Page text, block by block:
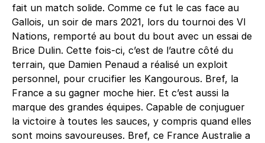
fait un match solide. Comme ce fut le cas face au
Gallois, un soir de mars 2021, lors du tournoi des VI
Nations, remporté au bout du bout avec un essai de
Brice Dulin. Cette fois-ci, c’est de l’autre côté du
terrain, que Damien Penaud a réalisé un exploit
personnel, pour crucifier les Kangourous. Bref, la
France a su gagner moche hier. Et c’est aussi la
marque des grandes équipes. Capable de conjuguer
la victoire à toutes les sauces, y compris quand elles
sont moins savoureuses. Bref, ce France Australie a